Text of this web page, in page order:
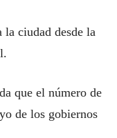
la ciudad desde la
que el número de
de los gobiernos